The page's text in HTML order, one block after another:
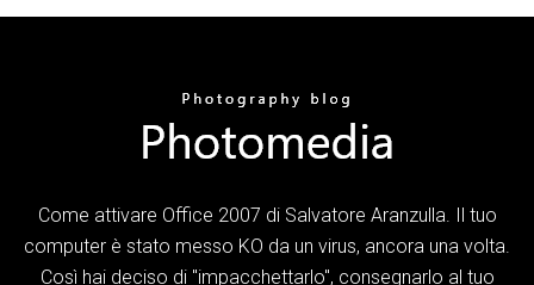
Come attivare Office 2007 di Salvatore Aranzulla. Il tuo
computer è stato messo KO da un virus, ancora una volta.
Così hai deciso di "impacchettarlo", consegnarlo al tuo